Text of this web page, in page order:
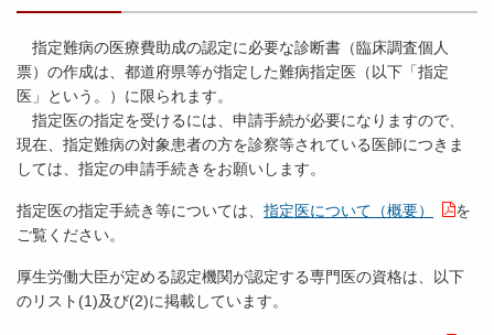
指定難病の医療費助成の認定に必要な診断書（臨床調査個人
票）の作成は、都道府県等が指定した難病指定医（以下「指定
医」という。）に限られます。
指定医の指定を受けるには、申請手続が必要になりますので、
現在、指定難病の対象患者の方を診察等されている医師につきま
しては、指定の申請手続きをお願いします。
指定医の指定手続き等については、 指定医について（概要）
を
ご覧ください。
厚生労働大臣が定める認定機関が認定する専門医の資格は、以下
のリスト(1)及び(2)に掲載しています。